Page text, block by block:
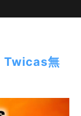
Twicas無